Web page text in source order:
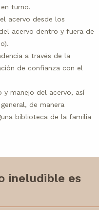
turno.
acervo desde los
acervo dentro y fuera de
a través de la
de confianza con el
y manejo del acervo, así
de manera
biblioteca de la familia
ineludible es